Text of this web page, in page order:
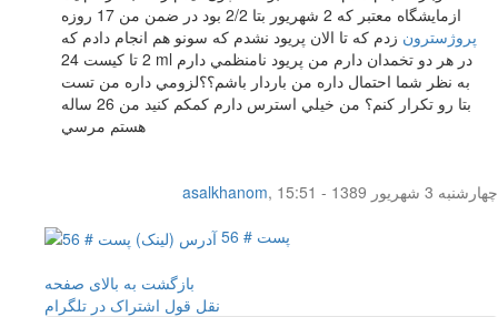
ازمايشگاه معتبر كه 2 شهريور بتا 2/2 بود در ضمن من 17 روزه
پروژسترون زدم كه تا الان پريود نشدم كه سونو هم انجام دادم كه
2 تا كيست 24 ml در هر دو تخمدان دارم من پريود نامنظمي دارم
به نظر شما احتمال داره من باردار باشم؟؟لزومي داره من تست
بتا رو تكرار كنم؟ من خيلي استرس دارم كمكم كنيد من 26 ساله
هستم مرسي
asalkhanom,
چهار‌شنبه 3 شهریور 1389 - 15:51
پست # 56
بازگشت به بالای صفحه
نقل قول اشتراک در تلگرام